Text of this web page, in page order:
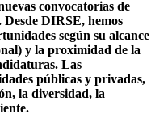
convocatorias de
DIRSE, hemos
según su alcance
y la proximidad de la
Las
públicas y privadas,
la diversidad, la